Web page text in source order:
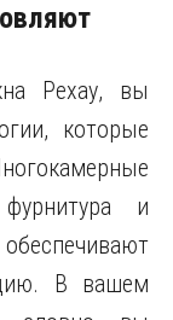
Рехау, вы
которые
фурнитура и
В вашем